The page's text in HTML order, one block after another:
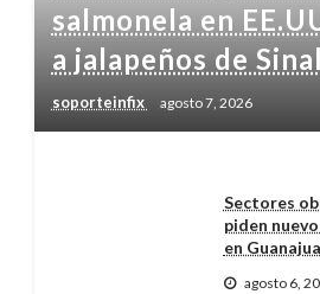
salmonela en
a jalapeños de
soporteinfix agosto 7, 2026
Sectores
piden
en
agosto 6,